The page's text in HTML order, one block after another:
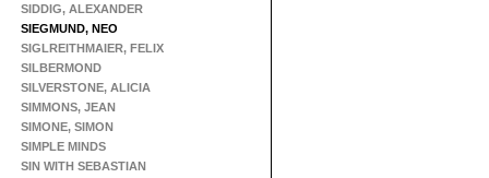
SIDDIG, ALEXANDER
SIEGMUND, NEO
SIGLREITHMAIER, FELIX
SILBERMOND
SILVERSTONE, ALICIA
SIMMONS, JEAN
SIMONE, SIMON
SIMPLE MINDS
SIN WITH SEBASTIAN